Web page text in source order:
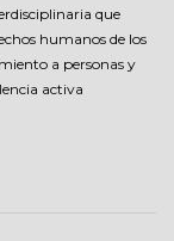
que
humanos de los
a personas y
activa